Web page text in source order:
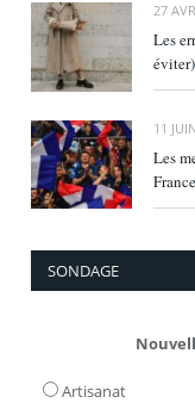
27
Les
éviter)
11
Les
SONDAGE
Artisanat